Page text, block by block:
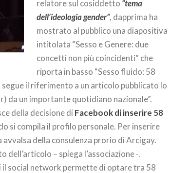
relatore sul cosiddetto “tema
dell’ideologia gender”, dapprima ha
mostrato al pubblico una diapositiva
intitolata “Sesso e Genere: due
concetti non più coincidenti” che
riporta in basso “Sesso fluido: 58
il riferimento a un articolo pubblicato lo
da un importante quotidiano nazionale”.
della decisione di Facebook di inserire 58
si compila il profilo personale. Per inserire
avvalsa della consulenza prorio di Arcigay.
– spiega l’associazione -.
il social network permette di optare tra 58